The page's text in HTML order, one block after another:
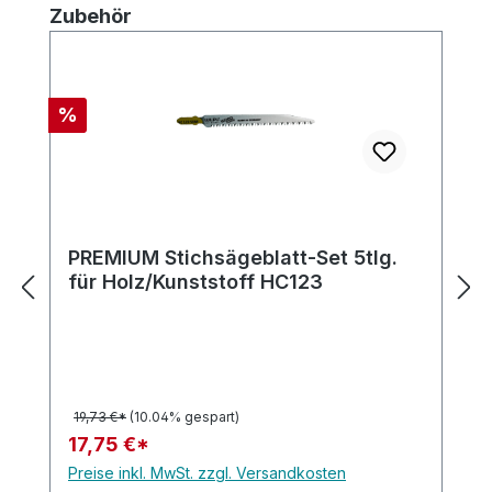
Produktgalerie überspringen
Zubehör
Rabatt
%
PREMIUM Stichsägeblatt-Set 5tlg.
für Holz/Kunststoff HC123
19,73 €* (10.04% gespart)
17,75 €*
Preise inkl. MwSt. zzgl. Versandkosten